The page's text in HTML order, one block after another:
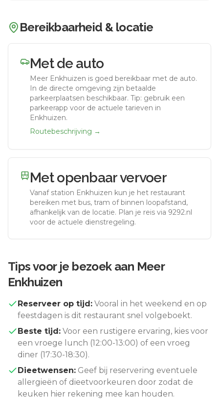
Bereikbaarheid & locatie
Met de auto
Meer Enkhuizen is goed bereikbaar met de auto.
In de directe omgeving zijn betaalde
parkeerplaatsen beschikbaar. Tip: gebruik een
parkeerapp voor de actuele tarieven in
Enkhuizen.
Routebeschrijving →
Met openbaar vervoer
Vanaf station Enkhuizen kun je het restaurant
bereiken met bus, tram of binnen loopafstand,
afhankelijk van de locatie. Plan je reis via 9292.nl
voor de actuele dienstregeling.
Tips voor je bezoek aan Meer
Enkhuizen
Reserveer op tijd: Vooral in het weekend en op
feestdagen is dit restaurant snel volgeboekt.
Beste tijd: Voor een rustigere ervaring, kies voor
een vroege lunch (12:00-13:00) of een vroeg
diner (17:30-18:30).
Dieetwensen: Geef bij reservering eventuele
allergieën of dieetvoorkeuren door zodat de
keuken hier rekening mee kan houden.